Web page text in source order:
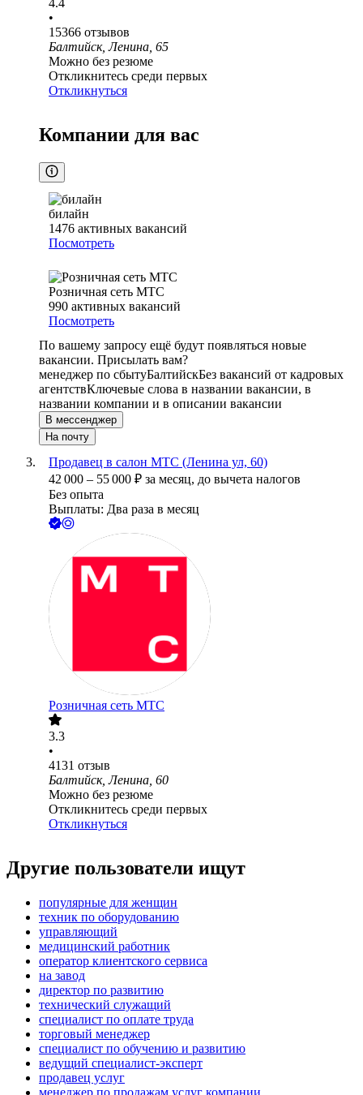
4.4
•
15366 отзывов
Балтийск, Ленина, 65
Можно без резюме
Откликнитесь среди первых
Откликнуться
Компании для вас
билайн
1476 активных вакансий
Посмотреть
Розничная сеть МТС
990 активных вакансий
Посмотреть
По вашему запросу ещё будут появляться новые
вакансии. Присылать вам?
менеджер по сбытуБалтийскБез вакансий от кадровых
агентствКлючевые слова в названии вакансии, в
названии компании и в описании вакансии
В мессенджер
На почту
Продавец в салон МТС (Ленина ул, 60)
42 000 – 55 000 ₽ за месяц, до вычета налогов
Без опыта
Выплаты: Два раза в месяц
Розничная сеть МТС
3.3
•
4131 отзыв
Балтийск, Ленина, 60
Можно без резюме
Откликнитесь среди первых
Откликнуться
Другие пользователи ищут
популярные для женщин
техник по оборудованию
управляющий
медицинский работник
оператор клиентского сервиса
на завод
директор по развитию
технический служащий
специалист по оплате труда
торговый менеджер
специалист по обучению и развитию
ведущий специалист-эксперт
продавец услуг
менеджер по продажам услуг компании